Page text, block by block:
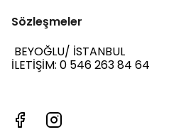
Sözleşmeler
BEYOĞLU/ İSTANBUL
İLETİŞİM: 0 546 263 84 64